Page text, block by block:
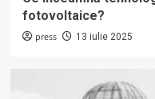
fotovoltaice?
press 13 iulie 2025